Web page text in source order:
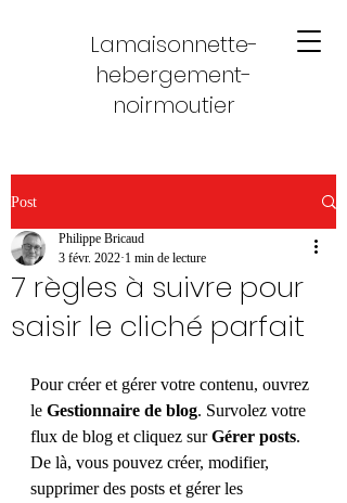
Lamaisonnette-
hebergement-
noirmoutier
Post
7 règles à suivre pour
saisir le cliché parfait
Philippe Bricaud
3 févr. 2022 1 min de lecture
Pour créer et gérer votre contenu, ouvrez
le Gestionnaire de blog. Survolez votre
flux de blog et cliquez sur Gérer posts.
De là, vous pouvez créer, modifier,
supprimer des posts et gérer les